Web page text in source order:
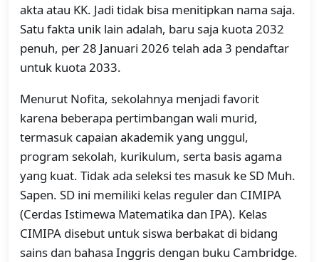
akta atau KK. Jadi tidak bisa menitipkan nama saja.
Satu fakta unik lain adalah, baru saja kuota 2032
penuh, per 28 Januari 2026 telah ada 3 pendaftar
untuk kuota 2033.
Menurut Nofita, sekolahnya menjadi favorit
karena beberapa pertimbangan wali murid,
termasuk capaian akademik yang unggul,
program sekolah, kurikulum, serta basis agama
yang kuat. Tidak ada seleksi tes masuk ke SD Muh.
Sapen. SD ini memiliki kelas reguler dan CIMIPA
(Cerdas Istimewa Matematika dan IPA). Kelas
CIMIPA disebut untuk siswa berbakat di bidang
sains dan bahasa Inggris dengan buku Cambridge.